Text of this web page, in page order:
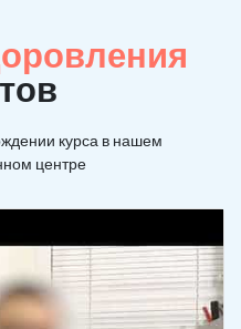
курса в нашем
центре